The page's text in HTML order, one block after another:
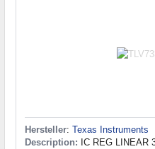
Hersteller: Texas Instruments
Description: IC REG LINEAR